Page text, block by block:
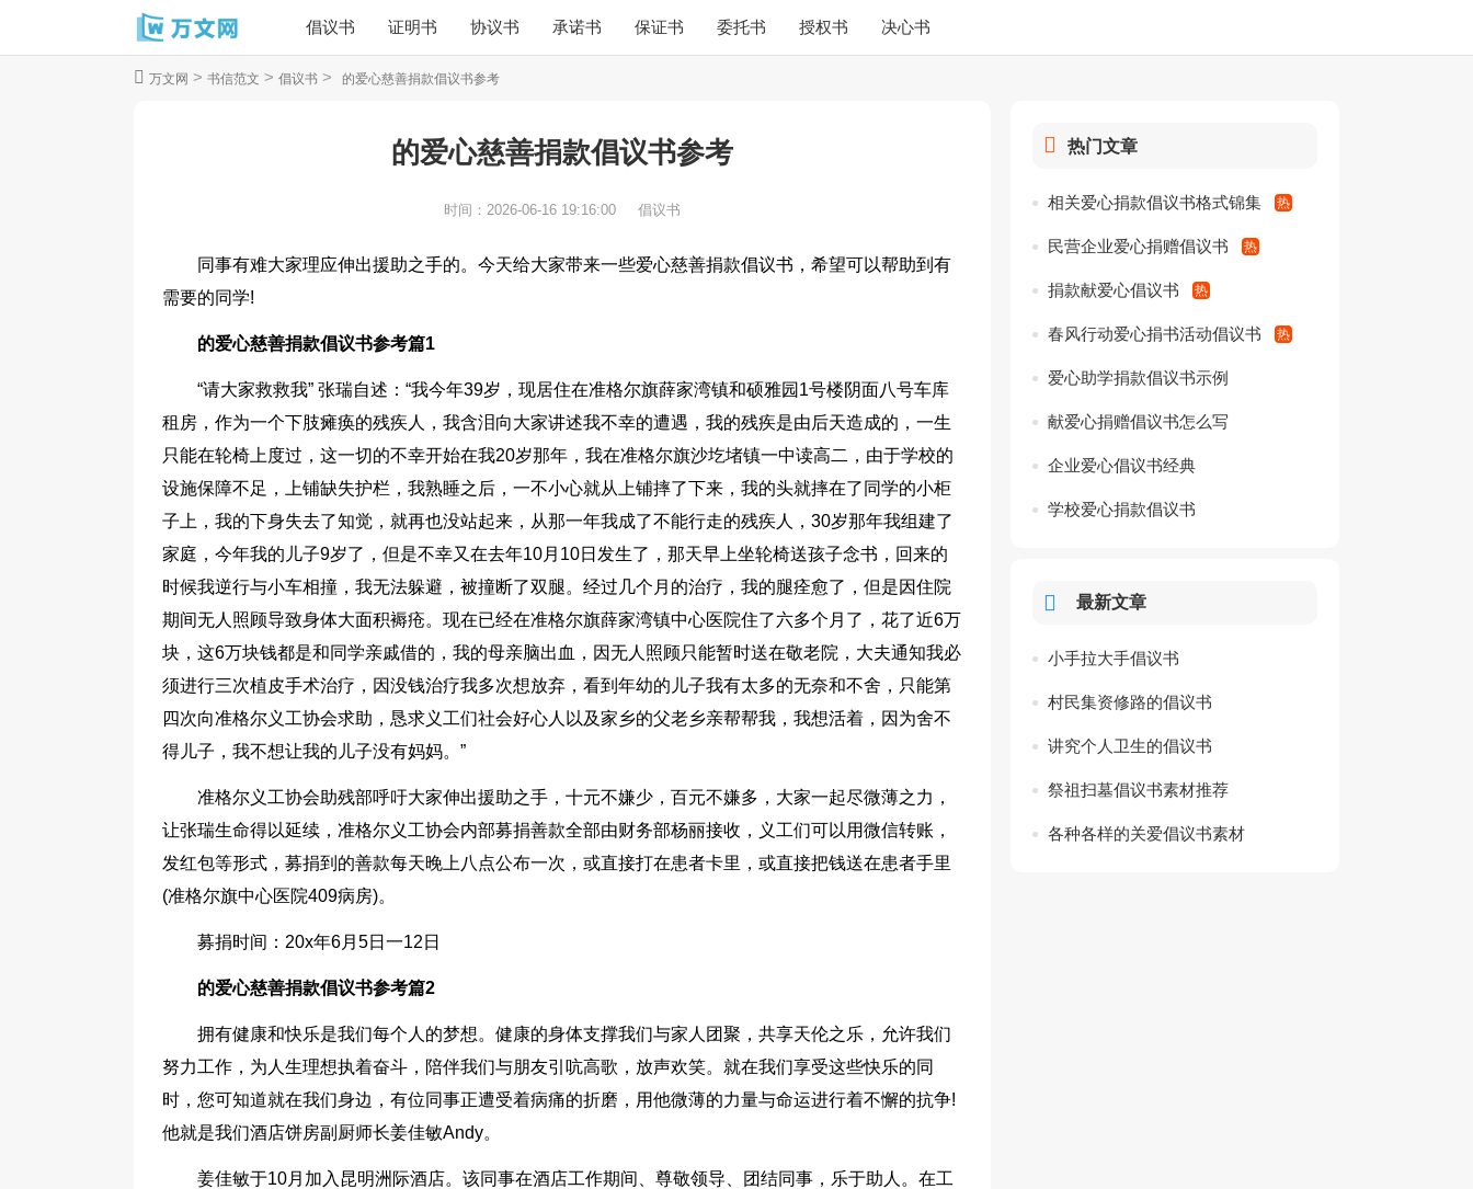
倡议书 证明书 协议书 承诺书 保证书 委托书 授权书 决心书
万文网 > 书信范文 > 倡议书 > 的爱心慈善捐款倡议书参考
的爱心慈善捐款倡议书参考
时间： 2026-06-16 19:16:00 倡议书
同事有难大家理应伸出援助之手的。今天给大家带来一些爱心慈善捐款倡议书，希望可以帮助到有
需要的同学!
的爱心慈善捐款倡议书参考篇1
“请大家救救我” 张瑞自述：“我今年39岁，现居住在准格尔旗薛家湾镇和硕雅园1号楼阴面八号车库
租房，作为一个下肢瘫痪的残疾人，我含泪向大家讲述我不幸的遭遇，我的残疾是由后天造成的，一生
只能在轮椅上度过，这一切的不幸开始在我20岁那年，我在准格尔旗沙圪堵镇一中读高二，由于学校的
设施保障不足，上铺缺失护栏，我熟睡之后，一不小心就从上铺摔了下来，我的头就摔在了同学的小柜
子上，我的下身失去了知觉，就再也没站起来，从那一年我成了不能行走的残疾人，30岁那年我组建了
家庭，今年我的儿子9岁了，但是不幸又在去年10月10日发生了，那天早上坐轮椅送孩子念书，回来的
时候我逆行与小车相撞，我无法躲避，被撞断了双腿。经过几个月的治疗，我的腿痊愈了，但是因住院
期间无人照顾导致身体大面积褥疮。现在已经在准格尔旗薛家湾镇中心医院住了六多个月了，花了近6万
块，这6万块钱都是和同学亲戚借的，我的母亲脑出血，因无人照顾只能暂时送在敬老院，大夫通知我必
须进行三次植皮手术治疗，因没钱治疗我多次想放弃，看到年幼的儿子我有太多的无奈和不舍，只能第
四次向准格尔义工协会求助，恳求义工们社会好心人以及家乡的父老乡亲帮帮我，我想活着，因为舍不
得儿子，我不想让我的儿子没有妈妈。”
准格尔义工协会助残部呼吁大家伸出援助之手，十元不嫌少，百元不嫌多，大家一起尽微薄之力，
让张瑞生命得以延续，准格尔义工协会内部募捐善款全部由财务部杨丽接收，义工们可以用微信转账，
发红包等形式，募捐到的善款每天晚上八点公布一次，或直接打在患者卡里，或直接把钱送在患者手里
(准格尔旗中心医院409病房)。
募捐时间：20x年6月5日一12日
的爱心慈善捐款倡议书参考篇2
拥有健康和快乐是我们每个人的梦想。健康的身体支撑我们与家人团聚，共享天伦之乐，允许我们
努力工作，为人生理想执着奋斗，陪伴我们与朋友引吭高歌，放声欢笑。就在我们享受这些快乐的同
时，您可知道就在我们身边，有位同事正遭受着病痛的折磨，用他微薄的力量与命运进行着不懈的抗争!
他就是我们酒店饼房副厨师长姜佳敏Andy。
姜佳敏于10月加入昆明洲际酒店。该同事在酒店工作期间、尊敬领导、团结同事，乐于助人。在工
热门文章
相关爱心捐款倡议书格式锦集
民营企业爱心捐赠倡议书
捐款献爱心倡议书
春风行动爱心捐书活动倡议书
爱心助学捐款倡议书示例
献爱心捐赠倡议书怎么写
企业爱心倡议书经典
学校爱心捐款倡议书
最新文章
小手拉大手倡议书
村民集资修路的倡议书
讲究个人卫生的倡议书
祭祖扫墓倡议书素材推荐
各种各样的关爱倡议书素材